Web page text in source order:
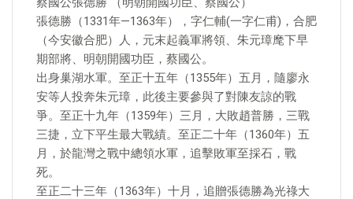
張德勝（1331年—1363年），字仁輔(一字仁甫)，合肥
（今安徽合肥）人，元末起義軍將領、朱元璋麾下早
期部將、明朝開國功臣，蔡國公。
出身巢湖水軍。至正十五年（1355年）五月，隨廖永
安等人投奔朱元璋，此後主要參與了對陳友諒的戰
爭。至正十九年（1359年）三月，大敗趙普勝，三戰
三捷，立下平生最大戰績。至正二十年（1360年）五
月，於龍灣之戰中總領水軍，追擊敗軍至採石，戰
死。
至正二十三年（1363年）十月，追贈張德勝為光祿大